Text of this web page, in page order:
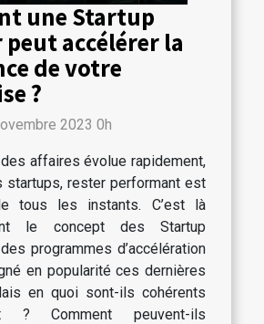
une Startup
peut accélérer la
de votre
?
2023 0h
affaires évolue rapidement,
startups, rester performant est
tous les instants. C’est là
le concept des Startup
programmes d’accélération
en popularité ces dernières
en quoi sont-ils cohérents
? Comment peuvent-ils